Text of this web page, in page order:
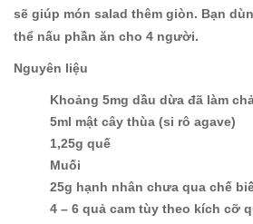
sẽ giúp món salad thêm giòn. Bạn
thể nấu phần ăn cho 4 người.
Nguyên liệu
Khoảng 5mg dầu dừa đã làm
5ml mật cây thùa (si rô agave)
1,25g quế
Muối
25g hạnh nhân chưa qua chế
4 – 6 quả cam tùy theo kích cỡ